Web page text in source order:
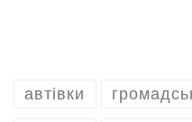
автівки